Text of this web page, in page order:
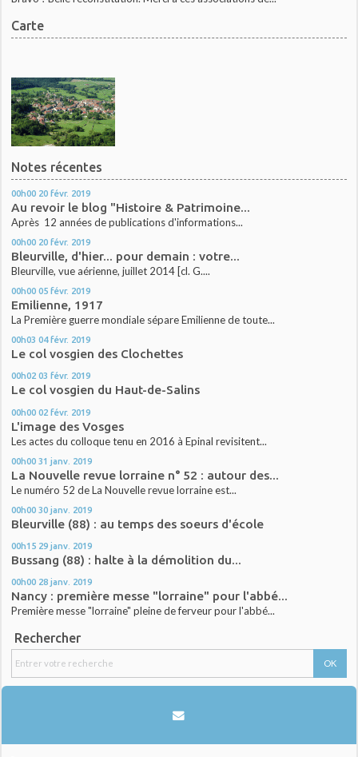
Carte
Notes récentes
00h00 20 févr. 2019
Au revoir le blog "Histoire & Patrimoine...
Après 12 années de publications d'informations...
00h00 20 févr. 2019
Bleurville, d'hier... pour demain : votre...
Bleurville, vue aérienne, juillet 2014 [cl. G....
00h00 05 févr. 2019
Emilienne, 1917
La Première guerre mondiale sépare Emilienne de toute...
00h03 04 févr. 2019
Le col vosgien des Clochettes
00h02 03 févr. 2019
Le col vosgien du Haut-de-Salins
00h00 02 févr. 2019
L'image des Vosges
Les actes du colloque tenu en 2016 à Epinal revisitent...
00h00 31 janv. 2019
La Nouvelle revue lorraine n° 52 : autour des...
Le numéro 52 de La Nouvelle revue lorraine est...
00h00 30 janv. 2019
Bleurville (88) : au temps des soeurs d'école
00h15 29 janv. 2019
Bussang (88) : halte à la démolition du...
00h00 28 janv. 2019
Nancy : première messe "lorraine" pour l'abbé...
Première messe "lorraine" pleine de ferveur pour l'abbé...
Rechercher